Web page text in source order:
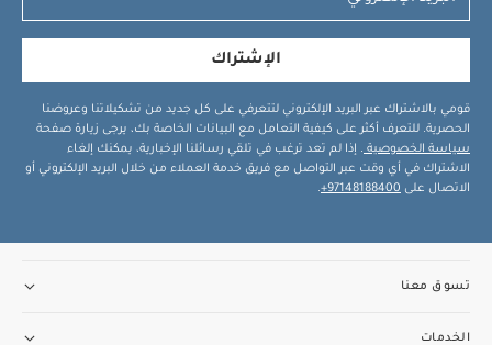
الإشتراك
قومي بالاشتراك عبر البريد الإلكتروني لتتعرفي على كل جديد من تشكيلاتنا وعروضنا
الحصرية. للتعرف أكثر على كيفية التعامل مع البيانات الخاصة بك، يرجى زيارة صفحة
سياسة الخصوصية . إذا لم تعد ترغب في تلقي رسائلنا الإخبارية، يمكنك إلغاء
الاشتراك في أي وقت عبر التواصل مع فريق خدمة العملاء من خلال البريد الإلكتروني أو
الاتصال على 97148188400+
.
تسوق معنا
الخدمات